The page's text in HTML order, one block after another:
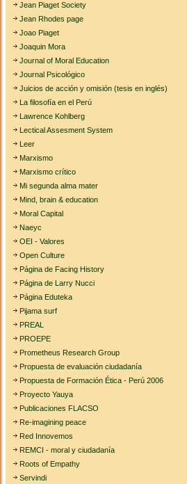
Jean Piaget Society
Jean Rhodes page
Joao Piaget
Joaquin Mora
Journal of Moral Education
Journal Psicológico
Juicios de acción y omisión (tesis en inglés)
La filosofía en el Perú
Lawrence Kohlberg
Lectical Assesment System
Leer
Marxismo
Marxismo crítico
Mi segunda alma mater
Mind, brain & education
Moral Capital
Naeyc
OEI - Valores
Open Culture
Página de Facing History
Página de Larry Nucci
Página Eduteka
Pijama surf
PREAL
PROEPE
Prometheus Research Group
Propuesta de evaluación ciudadanía
Propuesta de Formación Ética - Perú 2006
Proyecto Yauya
Publicaciones FLACSO
Re-imagining peace
Red Innovemos
REMCI - moral y ciudadanía
Roots of Empathy
Servindi